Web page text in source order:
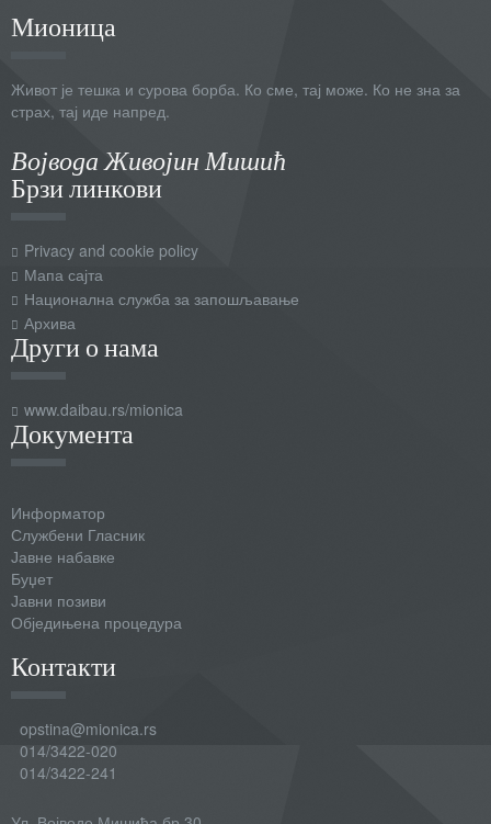
Мионица
Живот је тешка и сурова борба. Ко сме, тај може. Ко не зна за
страх, тај иде напред.
Војвода Живојин Мишић
Брзи линкови
Privacy and cookie policy
Мапа сајта
Национална служба за запошљавање
Архива
Други о нама
www.daibau.rs/mionica
Документа
Информатор
Службени Гласник
Јавне набавке
Буџет
Јавни позиви
Обједињена процедура
Контакти
opstina@mionica.rs
014/3422-020
014/3422-241